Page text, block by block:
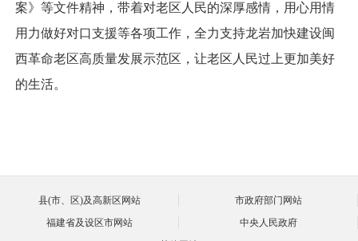
案》等文件精神，带着对老区人民的深厚感情，用心用情
用力做好对口支援等各项工作，全力支持龙岩加快建设闽
西革命老区高质量发展示范区，让老区人民过上更加美好
的生活。
县(市、区)及高新区网站
市政府部门网站
福建省及设区市网站
中央人民政府